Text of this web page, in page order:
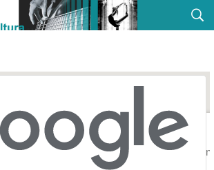
facilement" - Médiathèque des